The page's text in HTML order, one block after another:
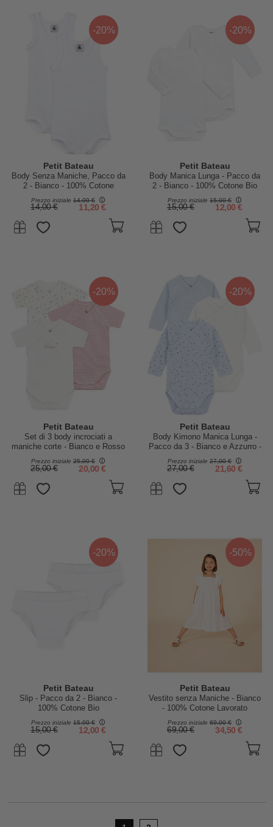
-20%
Petit Bateau
Body Senza Maniche, Pacco da
2 - Bianco - 100% Cotone
Prezzo iniziale 14,00 €
14,00 € 11,20 €
-20%
Petit Bateau
Body Manica Lunga - Pacco da
2 - Bianco - 100% Cotone Bio
Prezzo iniziale 15,00 €
15,00 € 12,00 €
-20%
Petit Bateau
Set di 3 body incrociati a
maniche corte - Bianco e Rosso
- Millerighe - Stelle - 100%
Cotone
Prezzo iniziale 25,00 €
25,00 € 20,00 €
-20%
Petit Bateau
Body Kimono Manica Lunga -
Pacco da 3 - Bianco e Azzurro -
Stelle e Righe - 100% Cotone
Prezzo iniziale 27,00 €
27,00 € 21,60 €
-20%
Petit Bateau
Slip - Pacco da 2 - Bianco -
100% Cotone Bio
Prezzo iniziale 15,00 €
15,00 € 12,00 €
-50%
Petit Bateau
Vestito senza Maniche - Bianco
- 100% Cotone Lavorato
Prezzo iniziale 69,00 €
69,00 € 34,50 €